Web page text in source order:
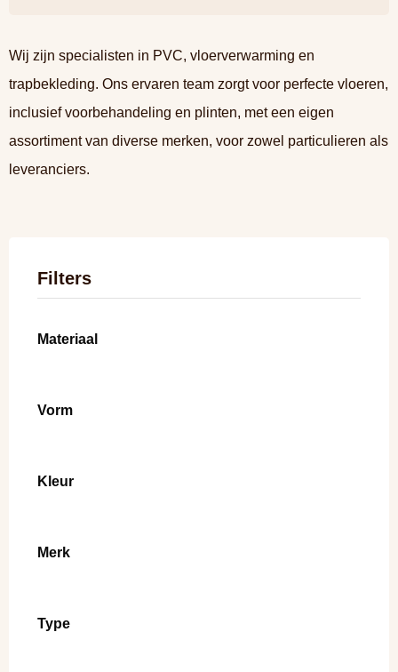
Wij zijn specialisten in PVC, vloerverwarming en
trapbekleding. Ons ervaren team zorgt voor perfecte vloeren,
inclusief voorbehandeling en plinten, met een eigen
assortiment van diverse merken, voor zowel particulieren als
leveranciers.
Filters
Materiaal
Vorm
Kleur
Merk
Type